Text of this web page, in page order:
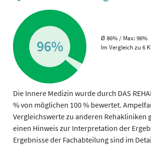
96%
Ø 86% / Max: 96%
Im Vergleich zu 6
Die Innere Medizin wurde durch DAS
% von möglichen 100 % bewertet.
Vergleichswerte zu anderen Rehakliniken
einen Hinweis zur Interpretation der
Ergebnisse der Fachabteilung sind im